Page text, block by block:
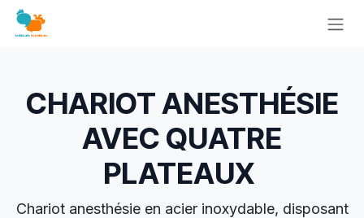
Se rendre au contenu
CHARIOT ANESTHÉSIE
AVEC QUATRE
PLATEAUX
Chariot anesthésie en acier inoxydable, disposant